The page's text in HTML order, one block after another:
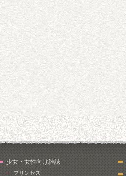
少女・女性向け雑誌
プリンセス